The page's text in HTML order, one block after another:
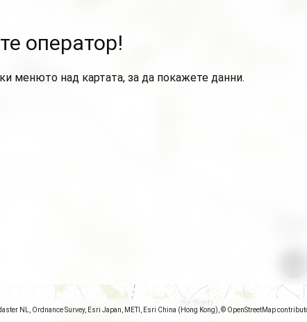
NL, Ordnance Survey, Esri Japan, METI, Esri China (Hong Kong), © OpenStreetMap
оператор!
менюто над картата, за да покажете данни.